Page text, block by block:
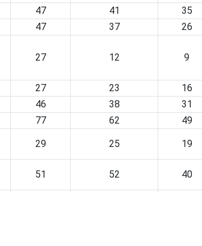
47 41 35
47 37 26
27 12 9
27 23 16
46 38 31
77 62 49
29 25 19
51 52 40